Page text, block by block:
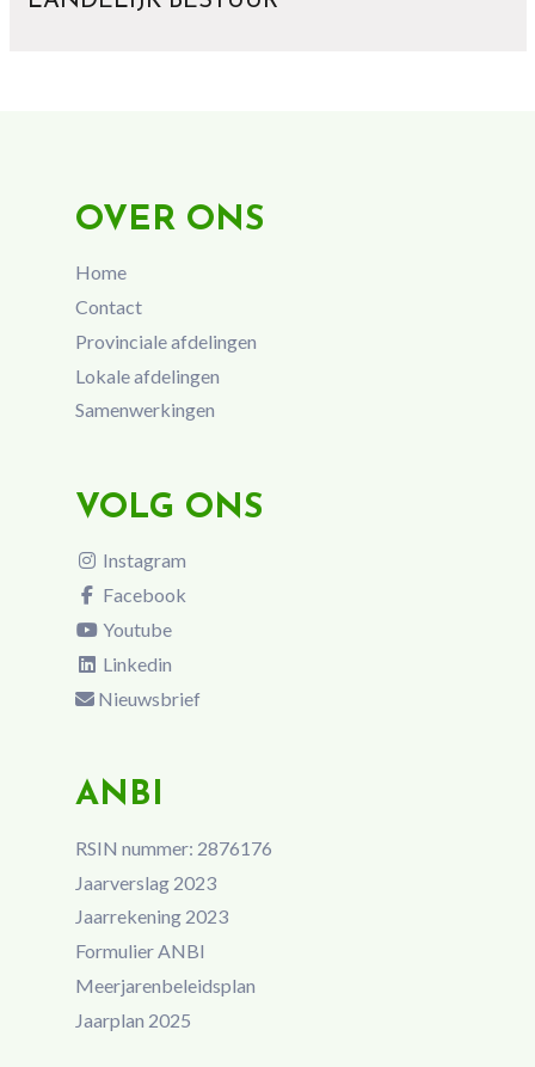
OVER ONS
Home
Contact
Provinciale afdelingen
Lokale afdelingen
Samenwerkingen
VOLG ONS
Instagram
Facebook
Youtube
Linkedin
Nieuwsbrief
ANBI
RSIN nummer: 2876176
Jaarverslag 2023
Jaarrekening 2023
Formulier ANBI
Meerjarenbeleidsplan
Jaarplan 2025